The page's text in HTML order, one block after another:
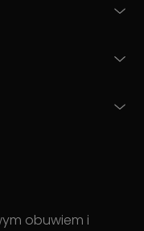
obuwiem i